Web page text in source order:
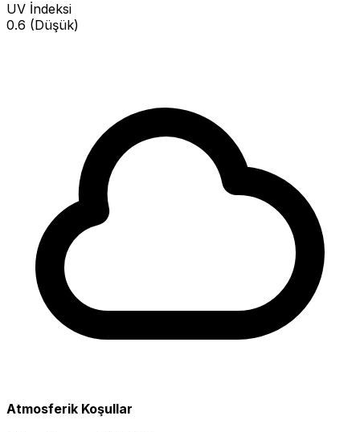
UV İndeksi
0.6 (Düşük)
Atmosferik Koşullar